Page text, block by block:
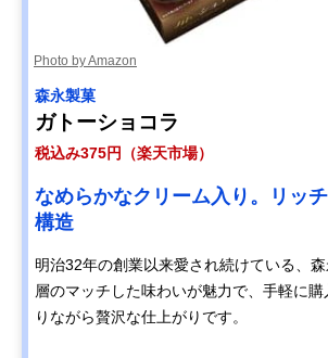
Photo by Amazon
森永製菓
ガトーショコラ
税込み375円（楽天市場）
なめらかなクリーム入り。リッ
構造
明治32年の創業以来愛され続けている、
層のマッチした味わいが魅力で、手軽に
りながら贅沢な仕上がりです。